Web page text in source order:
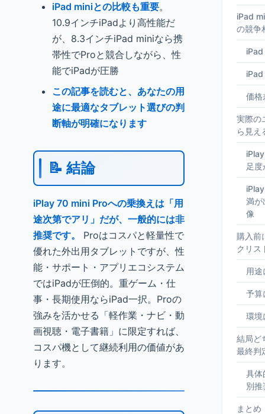
iPad miniとの比較も重要。
10.9インチiPadより高性能だ
が、8.3インチiPad miniなら携
帯性でProと競合しながら、性
能でiPadが圧勝
この記事を読むと、あなたの用
途に最適なタブレット選びの判
断軸が明確になります
📝 結論
iPlay 70 mini Proへの乗換えは「用
途次第でアリ」だが、一般的には非
推奨です。
Proはコスパと軽量性で
優れた外出用タブレットですが、性
能・サポート・アプリエコシステム
ではiPadが圧倒的。重ゲーム・仕
事・長期使用ならiPad一択。Proの
強みを活かせる「軽作業・ナビ・動
画視聴・電子書籍」に限定すれば、
コスパ機として継続利用の価値があ
ります。
iPad
の競争
価格
実際の
ら見え
足
満が
像
購入前
クリス
用
予算
環境
結局ど
最終判
具体
別推
まと